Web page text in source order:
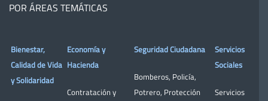
POR ÁREAS TEMÁTICAS
Bienestar,
Calidad de Vida
y Solidaridad
Economía y
Hacienda
Contratación y
Seguridad Ciudadana
Bomberos, Policía,
Potrero, Protección
Servicios
Sociales
Servicios